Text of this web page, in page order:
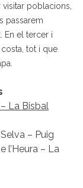
poblacions,
passarem
En el tercer i
tot i que
La Bisbal
– Puig
l’Heura – La